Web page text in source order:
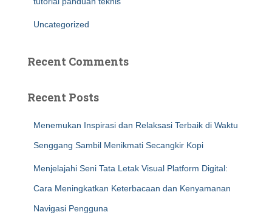
Uncategorized
Recent Comments
Recent Posts
Menemukan Inspirasi dan Relaksasi Terbaik di Waktu
Senggang Sambil Menikmati Secangkir Kopi
Menjelajahi Seni Tata Letak Visual Platform Digital:
Cara Meningkatkan Keterbacaan dan Kenyamanan
Navigasi Pengguna